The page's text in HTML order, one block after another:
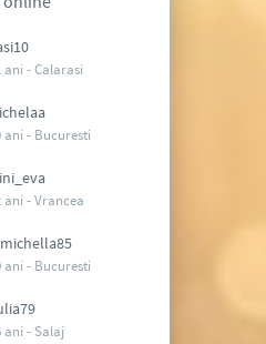
ani -Calarasi
ani - Bucuresti
ani -Vrancea
ani - Bucuresti
ani - Salaj